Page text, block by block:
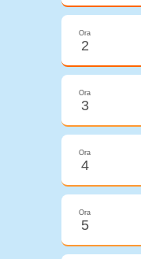
Ora
2
Ora
3
Ora
4
Ora
5